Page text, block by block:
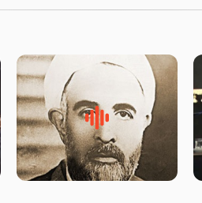
روضه‌ی مجلس یزید ملعون و
اسارت اهل‌بیت علیهم‌السلام –